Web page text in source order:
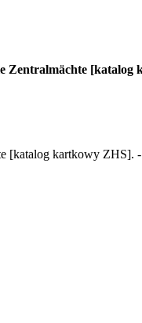
Zentralmächte [katalog
[katalog kartkowy ZHS].